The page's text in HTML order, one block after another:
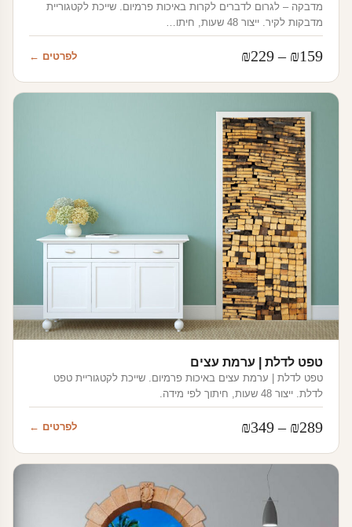
מדבקה – לגרום לדברים לקרות באיכות פרמיום. שייכת לקטגוריית
מדבקות לקיר. ייצור 48 שעות, חיתו…
₪159
–
₪229
מחירים:
עד
לפרטים ←
טפט לדלת | ערמת עצים
טפט לדלת | ערמת עצים באיכות פרמיום. שייכת לקטגוריית טפט
לדלת. ייצור 48 שעות, חיתוך לפי מידה.
₪289
–
₪349
מחירים:
לפרטים ←